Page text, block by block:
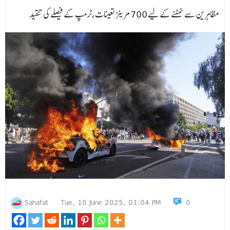
مظاہرین سے نمٹنے کے لیے 700 مرینز تعینات،ٹرمپ کے فیصلے کی تنقید
Sahafat Tue, 10 June 2025, 01:04 PM 0